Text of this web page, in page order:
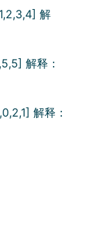
解
解释：
解释：